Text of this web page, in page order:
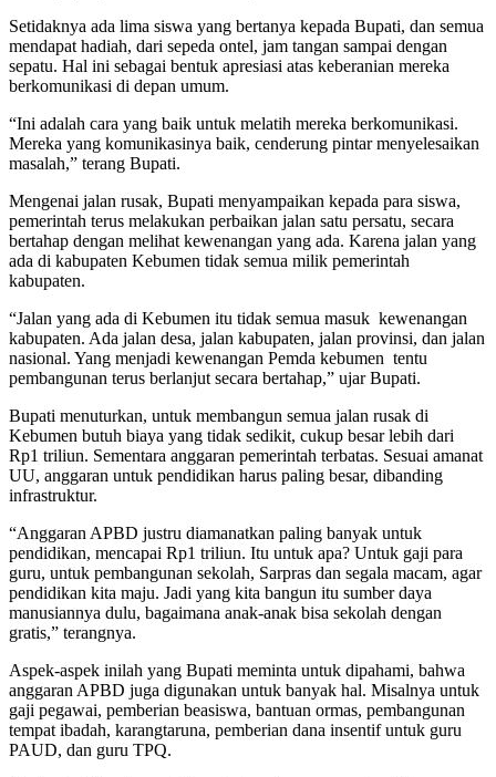
Setidaknya ada lima siswa yang bertanya kepada Bupati, dan semua
mendapat hadiah, dari sepeda ontel, jam tangan sampai dengan
sepatu. Hal ini sebagai bentuk apresiasi atas keberanian mereka
berkomunikasi di depan umum.
“Ini adalah cara yang baik untuk melatih mereka berkomunikasi.
Mereka yang komunikasinya baik, cenderung pintar menyelesaikan
masalah,” terang Bupati.
Mengenai jalan rusak, Bupati menyampaikan kepada para siswa,
pemerintah terus melakukan perbaikan jalan satu persatu, secara
bertahap dengan melihat kewenangan yang ada. Karena jalan yang
ada di kabupaten Kebumen tidak semua milik pemerintah
kabupaten.
“Jalan yang ada di Kebumen itu tidak semua masuk kewenangan
kabupaten. Ada jalan desa, jalan kabupaten, jalan provinsi, dan jalan
nasional. Yang menjadi kewenangan Pemda kebumen tentu
pembangunan terus berlanjut secara bertahap,” ujar Bupati.
Bupati menuturkan, untuk membangun semua jalan rusak di
Kebumen butuh biaya yang tidak sedikit, cukup besar lebih dari
Rp1 triliun. Sementara anggaran pemerintah terbatas. Sesuai amanat
UU, anggaran untuk pendidikan harus paling besar, dibanding
infrastruktur.
“Anggaran APBD justru diamanatkan paling banyak untuk
pendidikan, mencapai Rp1 triliun. Itu untuk apa? Untuk gaji para
guru, untuk pembangunan sekolah, Sarpras dan segala macam, agar
pendidikan kita maju. Jadi yang kita bangun itu sumber daya
manusiannya dulu, bagaimana anak-anak bisa sekolah dengan
gratis,” terangnya.
Aspek-aspek inilah yang Bupati meminta untuk dipahami, bahwa
anggaran APBD juga digunakan untuk banyak hal. Misalnya untuk
gaji pegawai, pemberian beasiswa, bantuan ormas, pembangunan
tempat ibadah, karangtaruna, pemberian dana insentif untuk guru
PAUD, dan guru TPQ.